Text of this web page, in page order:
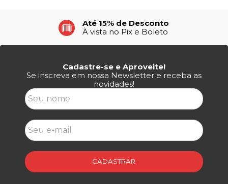
Até 15% de Desconto
À vista no Pix e Boleto
Cadastre-se e Aproveite!
Se inscreva em nossa Newsletter e receba as
novidades!
CADASTRAR